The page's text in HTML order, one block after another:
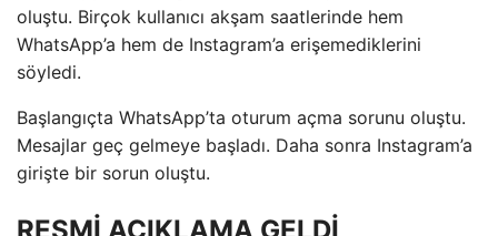
oluştu. Birçok kullanıcı akşam saatlerinde hem
WhatsApp’a hem de Instagram’a erişemediklerini
söyledi.
Başlangıçta WhatsApp’ta oturum açma sorunu oluştu.
Mesajlar geç gelmeye başladı. Daha sonra Instagram’a
girişte bir sorun oluştu.